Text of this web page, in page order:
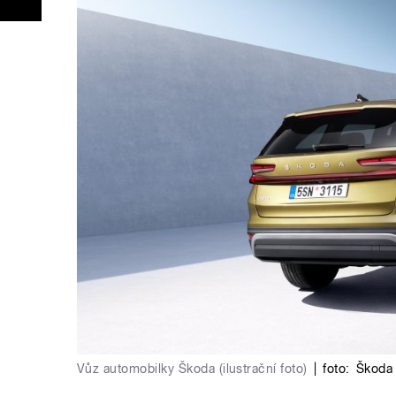
Vůz automobilky Škoda (ilustrační foto) foto: Škoda